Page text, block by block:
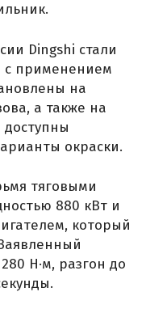
Dingshi стали
с применением
на
а также на
доступны
окраски.
тяговыми
880 кВт и
который
Н·м, разгон до